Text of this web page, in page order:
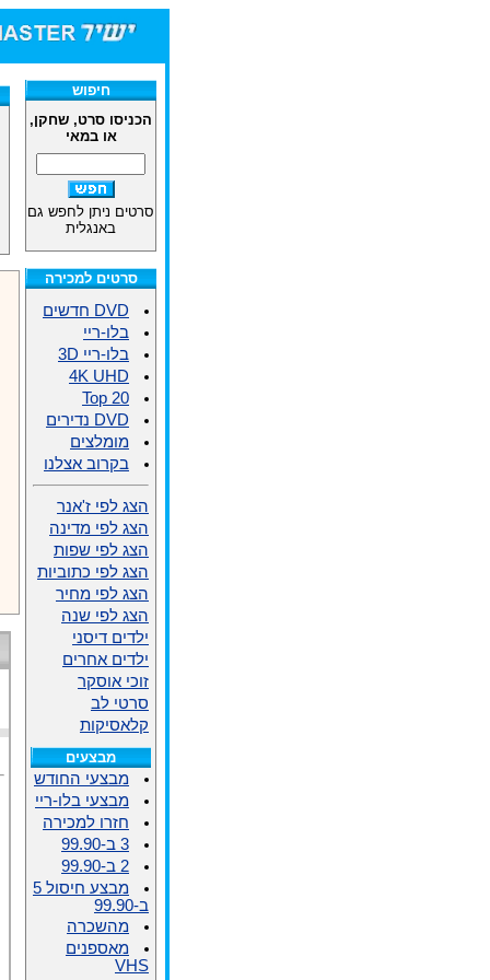
חיפוש
הכניסו סרט, שחקן,
או במאי
סרטים ניתן לחפש גם
באנגלית
סרטים למכירה
DVD חדשים
בלו-ריי
בלו-ריי 3D
4K UHD
Top 20
DVD נדירים
מומלצים
בקרוב אצלנו
הצג לפי ז'אנר
הצג לפי מדינה
הצג לפי שפות
הצג לפי כתוביות
הצג לפי מחיר
הצג לפי שנה
ילדים דיסני
ילדים אחרים
זוכי אוסקר
סרטי לב
קלאסיקות
מבצעים
מבצעי החודש
מבצעי בלו-ריי
חזרו למכירה
3 ב-99.90
2 ב-99.90
מבצע חיסול 5
ב-99.90
מהשכרה
מאספנים
VHS